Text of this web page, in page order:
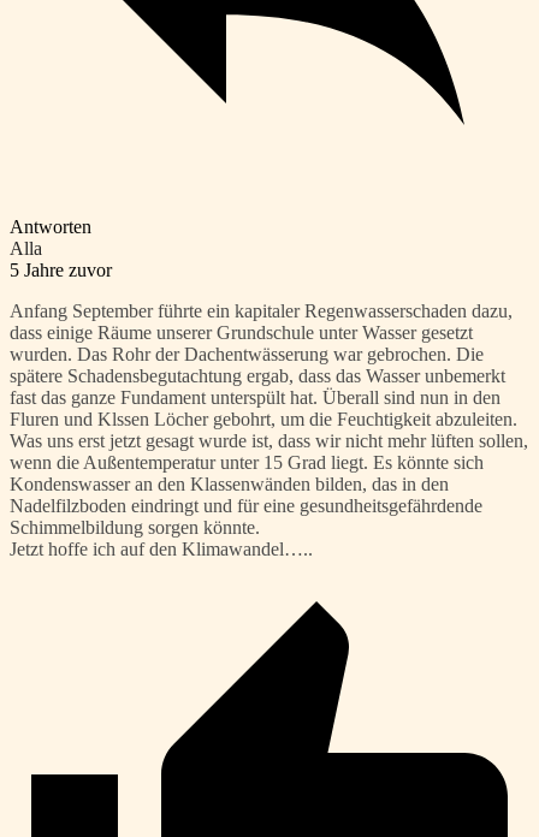
Antworten
Alla
5 Jahre zuvor
Anfang September führte ein kapitaler Regenwasserschaden dazu,
dass einige Räume unserer Grundschule unter Wasser gesetzt
wurden. Das Rohr der Dachentwässerung war gebrochen. Die
spätere Schadensbegutachtung ergab, dass das Wasser unbemerkt
fast das ganze Fundament unterspült hat. Überall sind nun in den
Fluren und Klssen Löcher gebohrt, um die Feuchtigkeit abzuleiten.
Was uns erst jetzt gesagt wurde ist, dass wir nicht mehr lüften sollen,
wenn die Außentemperatur unter 15 Grad liegt. Es könnte sich
Kondenswasser an den Klassenwänden bilden, das in den
Nadelfilzboden eindringt und für eine gesundheitsgefährdende
Schimmelbildung sorgen könnte.
Jetzt hoffe ich auf den Klimawandel…..